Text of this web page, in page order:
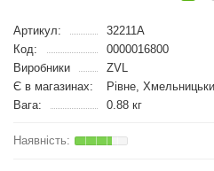
Артикул:
32211A
Код:
0000016800
Виробники
ZVL
Є в магазинах:
Рівне,
Вага:
0.88 кг